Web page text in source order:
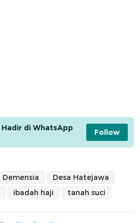
di WhatsApp
Follow
Demensia
Desa Hatejawa
ibadah haji tanah suci